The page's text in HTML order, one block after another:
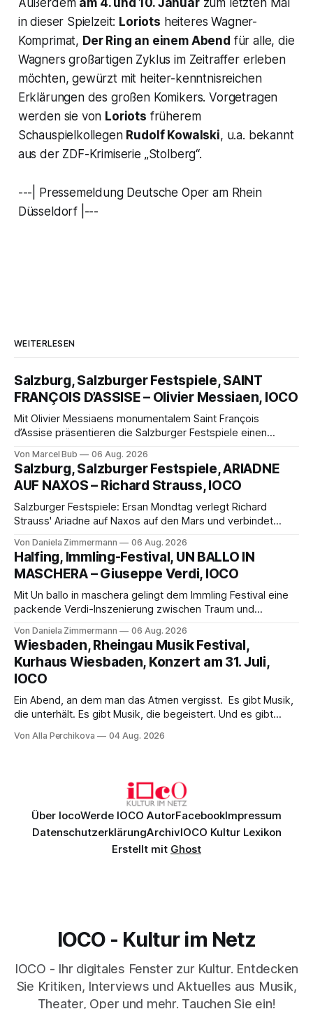
in dieser Spielzeit: Loriots heiteres Wagner-
Komprimat, Der Ring an einem Abend für alle, die
Wagners großartigen Zyklus im Zeitraffer erleben
möchten, gewürzt mit heiter-kenntnisreichen
Erklärungen des großen Komikers. Vorgetragen
werden sie von Loriots früherem
Schauspielkollegen Rudolf Kowalski, u.a. bekannt
aus der ZDF-Krimiserie „Stolberg“.
---| Pressemeldung Deutsche Oper am Rhein
Düsseldorf |---
WEITERLESEN
Salzburg, Salzburger Festspiele, SAINT
FRANÇOIS D’ASSISE – Olivier Messiaen, IOCO
Mit Olivier Messiaens monumentalem Saint François
d’Assise präsentieren die Salzburger Festspiele einen
eine bildgewaltige Inszenierung, Maxime Pascal entfaltet
die komplexe Partitur eindrucksvoll, Philippe Sly berührt als
Franziskus.
Von Marcel Bub 06 Aug. 2026
Salzburg, Salzburger Festspiele, ARIADNE
AUF NAXOS – Richard Strauss, IOCO
Salzburger Festspiele: Ersan Mondtag verlegt Richard
Strauss' Ariadne auf Naxos auf den Mars und verbindet
Aufführung mit starken Solisten und den Wiener
Philharmonikern, szenisch bleibt der zweite Akt jedoch
hinter den Erwartungen zurück.
Von Daniela Zimmermann 06 Aug. 2026
Halfing, Immling-Festival, UN BALLO IN
MASCHERA – Giuseppe Verdi, IOCO
Mit Un ballo in maschera gelingt dem Immling Festival eine
packende Verdi-Inszenierung zwischen Traum und
psychologische Tiefe mit starken Bildern, getragen von
einem spielfreudigen Ensemble und einer musikalisch
überzeugenden Gesamtleistung.
Von Daniela Zimmermann 06 Aug. 2026
Wiesbaden, Rheingau Musik Festival,
Kurhaus Wiesbaden, Konzert am 31. Juli,
IOCO
Ein Abend, an dem man das Atmen vergisst. Es gibt Musik,
die unterhält. Es gibt Musik, die begeistert. Und es gibt
Genau so war der Abend im Kurhaus Wiesbaden, an dem
Von Alla Perchikova 04 Aug. 2026
Über IocoWerde IOCO AutorFacebookImpressum
DatenschutzerklärungArchivIOCO Kultur Lexikon
Erstellt mit Ghost
IOCO - Kultur im Netz
IOCO - Ihr digitales Fenster zur Kultur. Entdecken
Sie Kritiken, Interviews und Aktuelles aus Musik,
Theater, Oper und mehr. Tauchen Sie ein!